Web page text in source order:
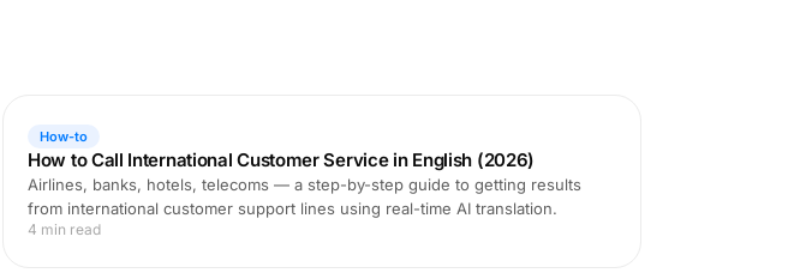
How-to
How to Call International Customer Service in English (2026)
Airlines, banks, hotels, telecoms — a step-by-step guide to getting results
from international customer support lines using real-time AI translation.
4 min read